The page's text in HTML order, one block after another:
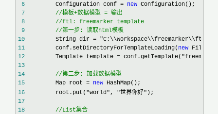
6
         Configuration conf =
new
7
//
8
//
9
//第一步: 读取html模板
10
         String dir = "C:\\workspace\\freemarker\\ftl\\"
11
         conf.setDirectoryForTemplateLoading(
new
12
Template template =
13
14
//第二步: 加载数据模型
15
         Map root =
new
16
         root.put("world", "世界你好"
17
18
//List集合